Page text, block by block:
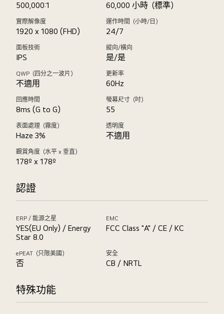
500,000:1 60,000 小時（標準）
實際解像度
1920 x 1080 (FHD)
運作時間（小時/日）
24/7
面板技術
IPS
縱向/橫向
是/是
QWP（四分之一波片）
不適用
更新率
60Hz
回應時間
8ms (G to G)
螢幕尺寸（吋）
55
表面處理（霧度）
Haze 3%
透明度
不適用
觀賞角度（水平 x 垂直）
178º x 178º
認證
ERP / 能源之星
YES(EU Only) / Energy
Star 8.0
EMC
FCC Class "A" / CE / KC
ePEAT（只限美國）
否
安全
CB / NRTL
特殊功能